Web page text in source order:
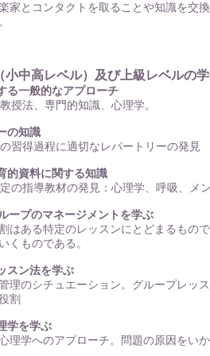
家とコンタクトを取ることや知識を交
小中高レベル）及び上級レベルの
る一般的なアプローチ
、専門的知識、心理学。
の知識
過程に適切なレパートリーの発見
的資料に関する知識
導教材の発見：心理学、呼吸、メ
ープのマネージメントを学ぶ
はある特定のレッスンにとどまるもの
くものである。
スン法を学ぶ
理のシチュエーション。グループレッ
割
学を学ぶ
理学へのアプローチ。問題の原因をい